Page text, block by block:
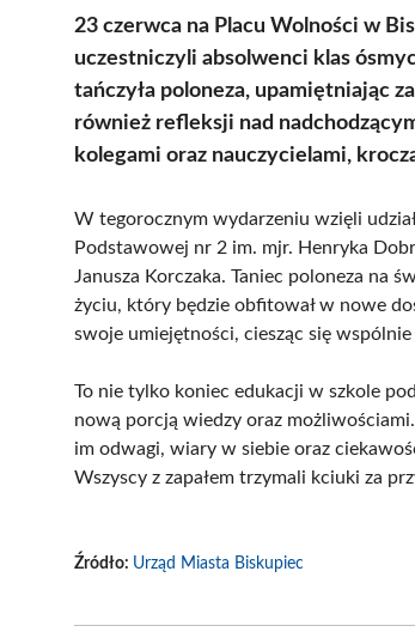
23 czerwca na Placu Wolności w
uczestniczyli absolwenci klas
tańczyła poloneza, upamiętniając
również refleksji nad
kolegami oraz nauczycielami,
W tegorocznym wydarzeniu wzięli
Podstawowej nr 2 im. mjr. Henryka
Janusza Korczaka. Taniec poloneza na
życiu, który będzie obfitował w nowe
swoje umiejętności, ciesząc się
To nie tylko koniec edukacji w szkole
nową porcją wiedzy oraz
im odwagi, wiary w siebie oraz
Wszyscy z zapałem trzymali kciuki za
Źródło: Urząd Miasta Biskupiec